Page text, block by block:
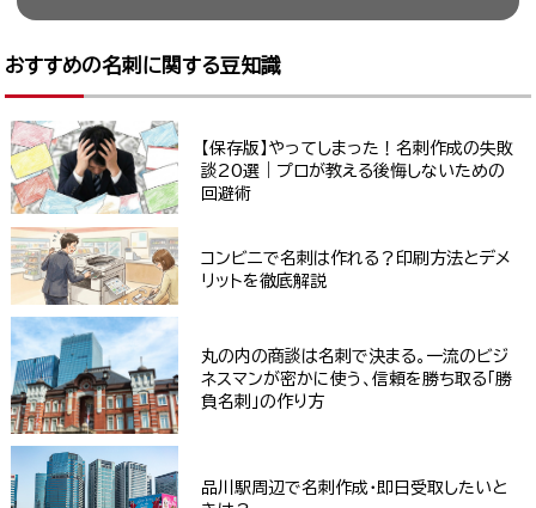
おすすめの名刺に関する豆知識
【保存版】やってしまった！名刺作成の失敗
談20選｜プロが教える後悔しないための
回避術
コンビニで名刺は作れる？印刷方法とデメ
リットを徹底解説
丸の内の商談は名刺で決まる。一流のビジ
ネスマンが密かに使う、信頼を勝ち取る「勝
負名刺」の作り方
品川駅周辺で名刺作成・即日受取したいと